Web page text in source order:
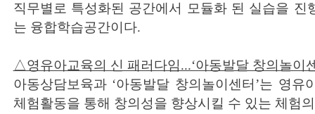
직무별로 특성화된 공간에서 모듈화 된 실습을 진
는 융합학습공간이다.
△영유아교육의 신 패러다임...‘아동발달 창의놀이
아동상담보육과 ‘아동발달 창의놀이센터’는 영유
체험활동을 통해 창의성을 향상시킬 수 있는 체험